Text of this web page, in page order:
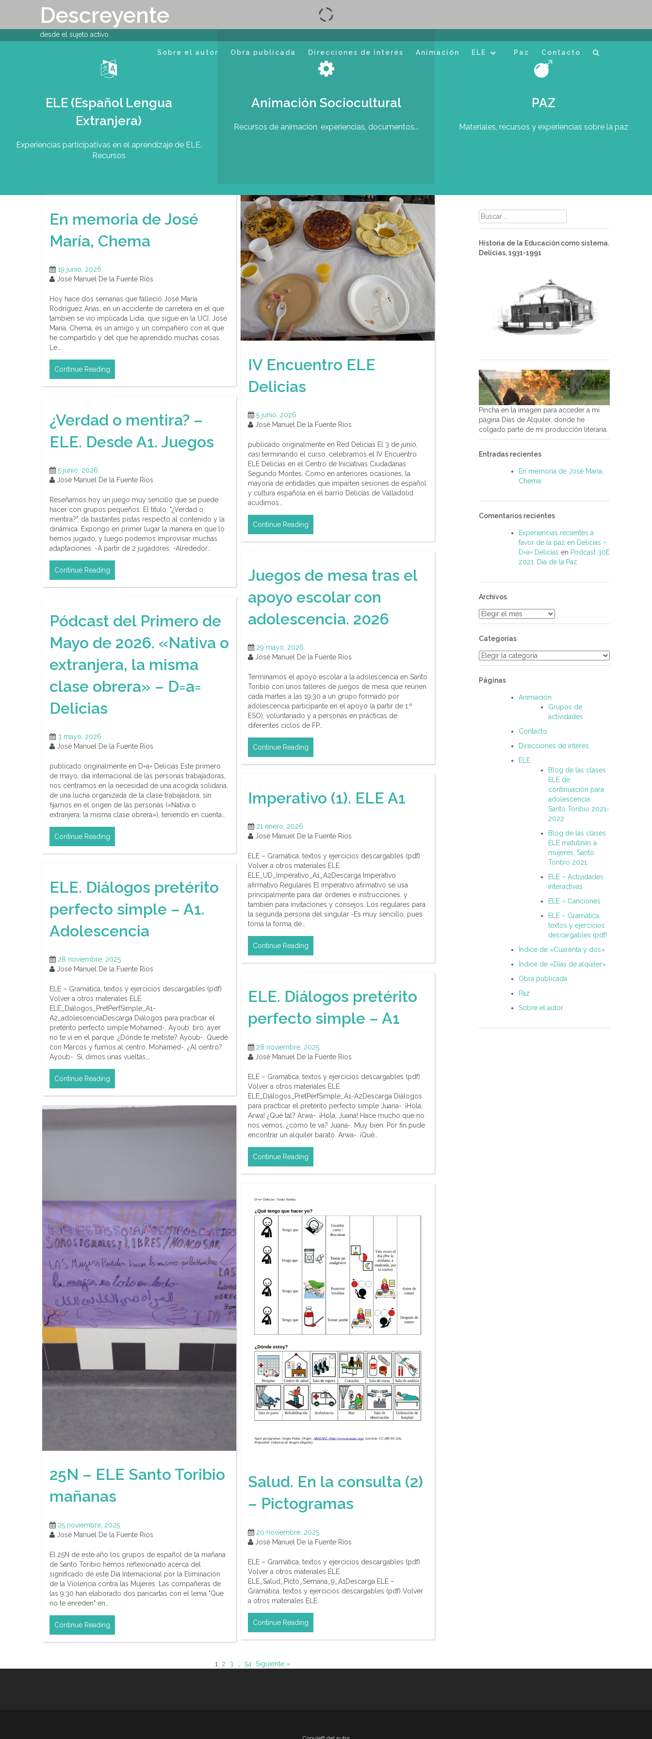
Descreyente
desde el sujeto activo
Sobre el autor Obra publicada Direcciones de interés Animación ELE Paz Contacto
ELE (Español Lengua
Extranjera)
Experiencias participativas en el aprendizaje de ELE.
Recursos
Animación Sociocultural
Recursos de animación, experiencias, documentos...
PAZ
Materiales, recursos y experiencias sobre la paz
En memoria de José
María, Chema
19 junio, 2026
José Manuel De la Fuente Ríos
Hoy hace dos semanas que falleció José María
Rodríguez Arias, en un accidente de carretera en el que
también se vio implicada Lidia, que sigue en la UCI. José
María, Chema, es un amigo y un compañero con el que
he compartido y del que he aprendido muchas cosas.
Le…
Continue Reading
IV Encuentro ELE
Delicias
5 junio, 2026
José Manuel De la Fuente Ríos
publicado originalmente en Red Delicias El 3 de junio,
casi terminando el curso, celebramos el IV Encuentro
ELE Delicias en el Centro de Iniciativas Ciudadanas
Segundo Montes. Como en anteriores ocasiones, la
mayoría de entidades que imparten sesiones de español
y cultura española en el barrio Delicias de Valladolid
acudimos…
Continue Reading
¿Verdad o mentira? –
ELE. Desde A1. Juegos
5 junio, 2026
José Manuel De la Fuente Ríos
Reseñamos hoy un juego muy sencillo que se puede
hacer con grupos pequeños. El título, "¿Verdad o
mentira?", da bastantes pistas respecto al contenido y la
dinámica. Expongo en primer lugar la manera en que lo
hemos jugado, y luego podemos improvisar muchas
adaptaciones. -A partir de 2 jugadores. -Alrededor…
Continue Reading
Juegos de mesa tras el
apoyo escolar con
adolescencia. 2026
29 mayo, 2026
José Manuel De la Fuente Ríos
Terminamos el apoyo escolar a la adolescencia en Santo
Toribio con unos talleres de juegos de mesa que reúnen
cada martes a las 19:30 a un grupo formado por
adolescencia participante en el apoyo (a partir de 1.º
ESO), voluntariado y a personas en prácticas de
diferentes ciclos de FP…
Continue Reading
Pódcast del Primero de
Mayo de 2026. «Nativa o
extranjera, la misma
clase obrera» – D=a=
Delicias
3 mayo, 2026
José Manuel De la Fuente Ríos
publicado originalmente en D=a= Delicias Este primero
de mayo, día internacional de las personas trabajadoras,
nos centramos en la necesidad de una acogida solidaria,
de una lucha organizada de la clase trabajadora, sin
fijarnos en el origen de las personas («Nativa o
extranjera, la misma clase obrera»), teniendo en cuenta…
Continue Reading
Imperativo (1). ELE A1
21 enero, 2026
José Manuel De la Fuente Ríos
ELE – Gramática, textos y ejercicios descargables (pdf)
Volver a otros materiales ELE.
ELE_UD_Imperativo_A1_A2Descarga Imperativo
afirmativo Regulares El imperativo afirmativo se usa
principalmente para dar órdenes e instrucciones, y
también para invitaciones y consejos. Los regulares para
la segunda persona del singular -Es muy sencillo, pues
toma la forma de…
Continue Reading
ELE. Diálogos pretérito
perfecto simple – A1.
Adolescencia
28 noviembre, 2025
José Manuel De la Fuente Ríos
ELE – Gramática, textos y ejercicios descargables (pdf)
Volver a otros materiales ELE.
ELE_Diálogos_PretPerfSimple_A1-
A2_adolescenciaDescarga Diálogos para practicar el
pretérito perfecto simple Mohamed-. Ayoub, bro, ayer
no te vi en el parque. ¿Dónde te metiste? Ayoub-. Quedé
con Marcos y fuimos al centro. Mohamed-. ¿Al centro?
Ayoub-. Sí, dimos unas vueltas,…
Continue Reading
ELE. Diálogos pretérito
perfecto simple – A1
28 noviembre, 2025
José Manuel De la Fuente Ríos
ELE – Gramática, textos y ejercicios descargables (pdf)
Volver a otros materiales ELE.
ELE_Diálogos_PretPerfSimple_A1-A2Descarga Diálogos
para practicar el pretérito perfecto simple Juana-. ¡Hola,
Arwa! ¿Qué tal? Arwa-. ¡Hola, Juana! Hace mucho que no
nos vemos, ¿cómo te va? Juana-. Muy bien. Por fin pude
encontrar un alquiler barato. Arwa-. ¡Qué…
Continue Reading
25N – ELE Santo Toribio
mañanas
25 noviembre, 2025
José Manuel De la Fuente Ríos
El 25N de este año los grupos de español de la mañana
de Santo Toribio hemos reflexionado acerca del
significado de este Día Internacional por la Eliminación
de la Violencia contra las Mujeres. Las compañeras de
las 9:30 han elaborado dos pancartas con el lema "Que
no te enreden" en…
Continue Reading
Salud. En la consulta (2)
– Pictogramas
20 noviembre, 2025
José Manuel De la Fuente Ríos
ELE – Gramática, textos y ejercicios descargables (pdf)
Volver a otros materiales ELE.
ELE_Salud_Picto_Semana_9_A1Descarga ELE –
Gramática, textos y ejercicios descargables (pdf) Volver
a otros materiales ELE.
Continue Reading
1 2 3 54 Siguiente »
Buscar:
Historia de la Educación como sistema.
Delicias, 1931-1991
Pincha en la imagen para acceder a mi
página Días de Alquiler, donde he
colgado parte de mi producción literaria.
Entradas recientes
En memoria de José María,
Chema
Comentarios recientes
Experiencias recientes a
favor de la paz en Delicias –
D=a= Delicias en Podcast 30E
2021. Día de la Paz
Archivos
Archivos
Categorías
Categorías
Páginas
Animación
Grupos de
actividades
Contacto
Direcciones de interés
ELE
Blog de las clases
ELE de
continuación para
adolescencia.
Santo Toribio 2021-
2022
Blog de las clases
ELE matutinas a
mujeres, Santo
Toribio 2021
ELE – Actividades
interactivas
ELE – Canciones
ELE – Gramática,
textos y ejercicios
descargables (pdf)
Índice de «Cuarenta y dos»
Índice de «Días de alquiler»
Obra publicada
Paz
Sobre el autor